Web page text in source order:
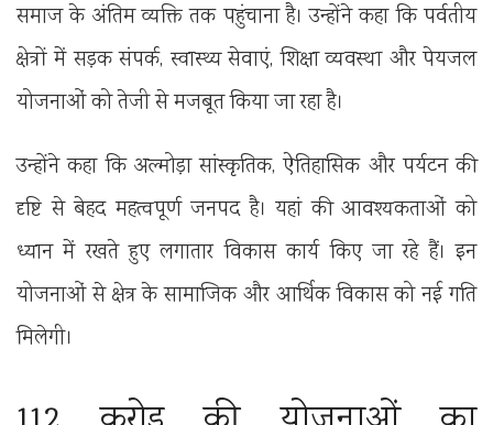
समाज के अंतिम व्यक्ति तक पहुंचाना है। उन्होंने कहा कि पर्वतीय
क्षेत्रों में सड़क संपर्क, स्वास्थ्य सेवाएं, शिक्षा व्यवस्था और पेयजल
योजनाओं को तेजी से मजबूत किया जा रहा है।
उन्होंने कहा कि अल्मोड़ा सांस्कृतिक, ऐतिहासिक और पर्यटन की
दृष्टि से बेहद महत्वपूर्ण जनपद है। यहां की आवश्यकताओं को
ध्यान में रखते हुए लगातार विकास कार्य किए जा रहे हैं। इन
योजनाओं से क्षेत्र के सामाजिक और आर्थिक विकास को नई गति
मिलेगी।